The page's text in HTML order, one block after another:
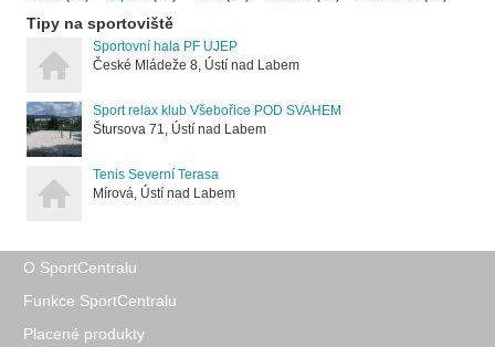
Tipy na sportoviště
Sportovní hala PF UJEP
České Mládeže 8, Ústí nad Labem
Sport relax klub Všebořice POD SVAHEM
Štursova 71, Ústí nad Labem
Tenis Severní Terasa
Mírová, Ústí nad Labem
O SportCentralu
Funkce SportCentralu
Placené produkty